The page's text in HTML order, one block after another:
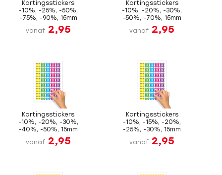
Kortingsstickers
-10%, -25%, -50%,
-75%, -90%, 15mm
vanaf 2,95
Kortingsstickers
-10%, -20%, -30%,
-50%, -70%, 15mm
vanaf 2,95
Kortingsstickers
-10%, -20%, -30%,
-40%, -50%, 15mm
vanaf 2,95
Kortingsstickers
-10%, -15%, -20%,
-25%, -30%, 15mm
vanaf 2,95